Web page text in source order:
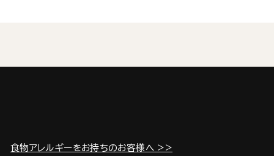
食物アレルギーをお持ちのお客様へ >>